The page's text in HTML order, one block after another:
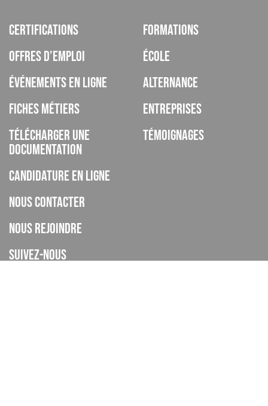
Formations
École
Alternance
Entreprises
Témoignages
Certifications
Offres d’emploi
Événements en ligne
Fiches métiers
Télécharger une
documentation
Candidature en ligne
Nous contacter
Nous rejoindre
Suivez-nous